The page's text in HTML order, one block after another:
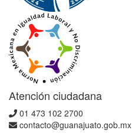
Atención ciudadana
01 473 102 2700
contacto@guanajuato.gob.mx